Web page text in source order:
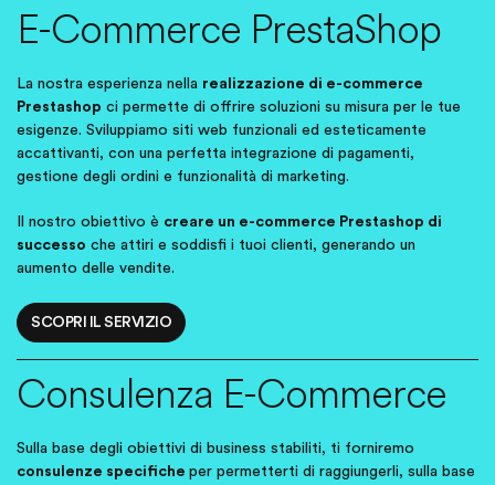
E-Commerce PrestaShop
La nostra esperienza nella realizzazione di e-commerce
Prestashop ci permette di offrire soluzioni su misura per le tue
esigenze. Sviluppiamo siti web funzionali ed esteticamente
accattivanti, con una perfetta integrazione di pagamenti,
gestione degli ordini e funzionalità di marketing.
Il nostro obiettivo è creare un e-commerce Prestashop di
successo che attiri e soddisfi i tuoi clienti, generando un
aumento delle vendite.
SCOPRI IL SERVIZIO
Consulenza E-Commerce
Sulla base degli obiettivi di business stabiliti, ti forniremo
consulenze specifiche per permetterti di raggiungerli, sulla base